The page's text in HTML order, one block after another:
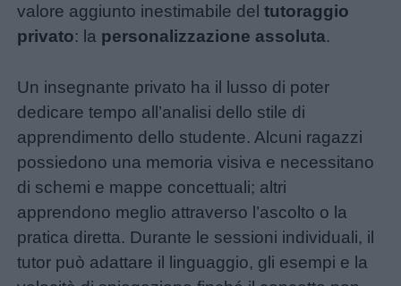
valore aggiunto inestimabile deltutoraggio
privato: la personalizzazione assoluta.
Un insegnante privato ha il lusso di poter
dedicare tempo all’analisi dello stile di
apprendimento dello studente. Alcuni ragazzi
possiedono una memoria visiva e necessitano
di schemi e mappe concettuali; altri
apprendono meglio attraverso l’ascolto o la
pratica diretta. Durante le sessioni individuali, il
tutor può adattare il linguaggio, gli esempi e la